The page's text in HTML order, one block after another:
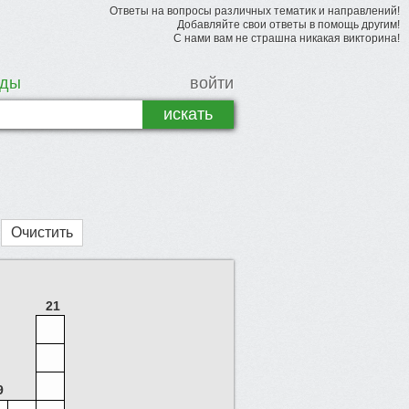
Ответы на вопросы различных тематик и направлений!
Добавляйте свои ответы в помощь другим!
С нами вам не страшна никакая викторина!
войти
Очистить
21